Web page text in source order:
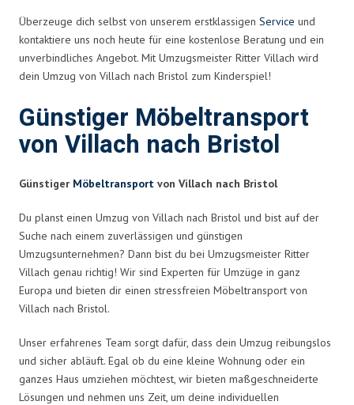
Überzeuge dich selbst von unserem erstklassigen Service und
kontaktiere uns noch heute für eine kostenlose Beratung und ein
unverbindliches Angebot. Mit Umzugsmeister Ritter Villach wird
dein Umzug von Villach nach Bristol zum Kinderspiel!
Günstiger Möbeltransport
von Villach nach Bristol
Günstiger Möbeltransport von Villach nach Bristol
Du planst einen Umzug von Villach nach Bristol und bist auf der
Suche nach einem zuverlässigen und günstigen
Umzugsunternehmen? Dann bist du bei Umzugsmeister Ritter
Villach genau richtig! Wir sind Experten für Umzüge in ganz
Europa und bieten dir einen stressfreien Möbeltransport von
Villach nach Bristol.
Unser erfahrenes Team sorgt dafür, dass dein Umzug reibungslos
und sicher abläuft. Egal ob du eine kleine Wohnung oder ein
ganzes Haus umziehen möchtest, wir bieten maßgeschneiderte
Lösungen und nehmen uns Zeit, um deine individuellen